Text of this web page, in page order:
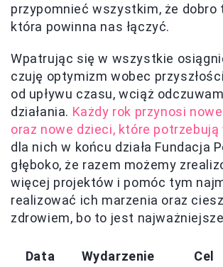
przypomnieć wszystkim, że dobro
która powinna nas łączyć.
Wpatrując się w wszystkie
czuję optymizm wobec
od upływu czasu, wciąż
działania. Każdy rok przynosi
oraz nowe dzieci, które potrzebują
dla nich w końcu działa Fundacja
głęboko, że razem możemy
więcej projektów i pomóc tym
realizować ich marzenia oraz
zdrowiem, bo to jest
Data Wydarzenie Cel